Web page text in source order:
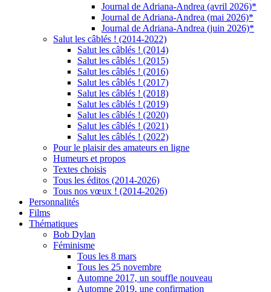
Journal de Adriana-Andrea (avril 2026)*
Journal de Adriana-Andrea (mai 2026)*
Journal de Adriana-Andrea (juin 2026)*
Salut les câblés ! (2014-2022)
Salut les câblés ! (2014)
Salut les câblés ! (2015)
Salut les câblés ! (2016)
Salut les câblés ! (2017)
Salut les câblés ! (2018)
Salut les câblés ! (2019)
Salut les câblés ! (2020)
Salut les câblés ! (2021)
Salut les câblés ! (2022)
Pour le plaisir des amateurs en ligne
Humeurs et propos
Textes choisis
Tous les éditos (2014-2026)
Tous nos vœux ! (2014-2026)
Personnalités
Films
Thématiques
Bob Dylan
Féminisme
Tous les 8 mars
Tous les 25 novembre
Automne 2017, un souffle nouveau
Automne 2019, une confirmation